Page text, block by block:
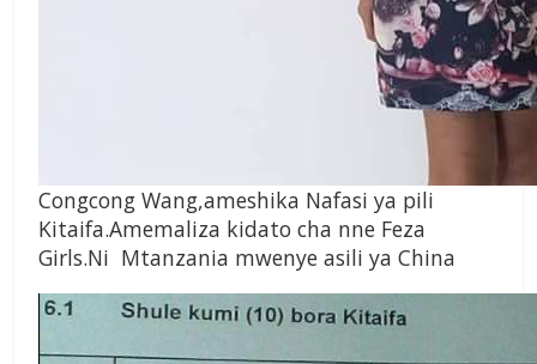
Congcong Wang,ameshika Nafasi ya pili
Kitaifa.Amemaliza kidato cha nne Feza
Girls.Ni Mtanzania mwenye asili ya China